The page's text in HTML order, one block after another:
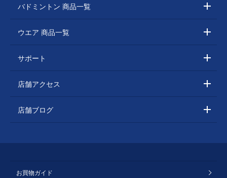
バドミントン 商品一覧
ウエア 商品一覧
サポート
店舗アクセス
店舗ブログ
お買物ガイド